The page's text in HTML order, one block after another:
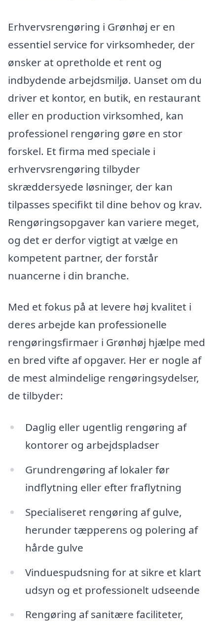
Erhvervsrengøring i Grønhøj er en
essentiel service for virksomheder, der
ønsker at opretholde et rent og
indbydende arbejdsmiljø. Uanset om du
driver et kontor, en butik, en restaurant
eller en production virksomhed, kan
professionel rengøring gøre en stor
forskel. Et firma med speciale i
erhvervsrengøring tilbyder
skræddersyede løsninger, der kan
tilpasses specifikt til dine behov og krav.
Rengøringsopgaver kan variere meget,
og det er derfor vigtigt at vælge en
kompetent partner, der forstår
nuancerne i din branche.
Med et fokus på at levere høj kvalitet i
deres arbejde kan professionelle
rengøringsfirmaer i Grønhøj hjælpe med
en bred vifte af opgaver. Her er nogle af
de mest almindelige rengøringsydelser,
de tilbyder:
Daglig eller ugentlig rengøring af
kontorer og arbejdspladser
Grundrengøring af lokaler før
indflytning eller efter fraflytning
Specialiseret rengøring af gulve,
herunder tæpperens og polering af
hårde gulve
Vinduespudsning for at sikre et klart
udsyn og et professionelt udseende
Rengøring af sanitære faciliteter,